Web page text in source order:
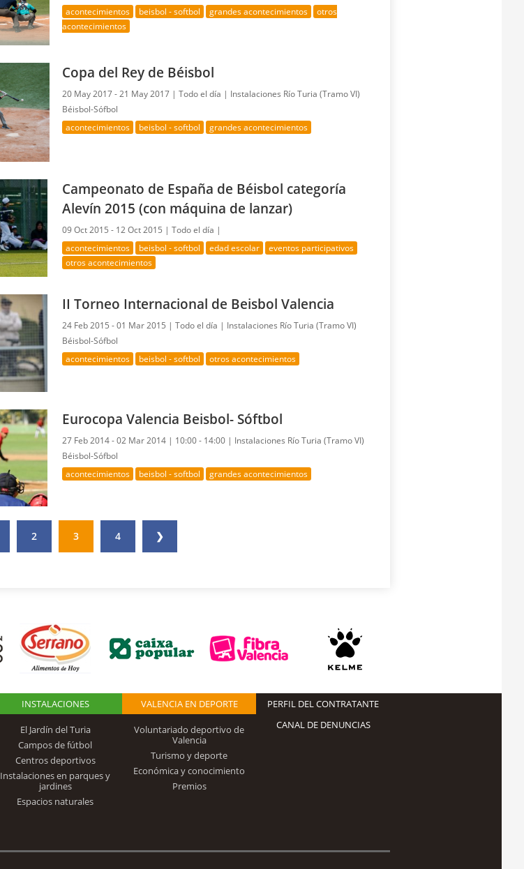
acontecimientos beisbol - softbol grandes acontecimientos
otros
acontecimientos
Copa del Rey de Béisbol
20 May 2017 - 21 May 2017 |Todo el día | Instalaciones Río Turia (Tramo VI)
Béisbol-Sófbol
acontecimientos beisbol - softbol grandes acontecimientos
Campeonato de España de Béisbol categoría
Alevín 2015 (con máquina de lanzar)
09 Oct 2015 - 12 Oct 2015 |Todo el día |
acontecimientos beisbol - softbol edad escolar
eventos participativos
otros acontecimientos
II Torneo Internacional de Beisbol Valencia
24 Feb 2015 - 01 Mar 2015 |Todo el día | Instalaciones Río Turia (Tramo VI)
Béisbol-Sófbol
acontecimientos beisbol - softbol otros acontecimientos
Eurocopa Valencia Beisbol- Sóftbol
27 Feb 2014 - 02 Mar 2014 | 10:00 - 14:00 | Instalaciones Río Turia (Tramo VI)
Béisbol-Sófbol
acontecimientos beisbol - softbol grandes acontecimientos
2 3 4 ❯
INSTALACIONES
El Jardín del Turia
Campos de fútbol
Centros deportivos
Instalaciones en parques y
jardines
Espacios naturales
VALENCIA EN DEPORTE
Voluntariado deportivo de
Valencia
Turismo y deporte
Económica y conocimiento
Premios
PERFIL DEL CONTRATANTE
CANAL DE DENUNCIAS